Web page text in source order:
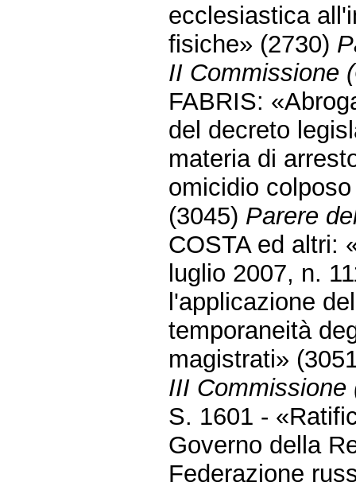
ecclesiastica
fisiche» (2730)
II Commissione
FABRIS:
del decreto
materia di
omicidio
(3045) Parere
COSTA ed altri:
luglio 2007, n.
l'applicazione
temporaneità
magistrati»
III Commissione
S. 1601 -
Governo della
Federazione